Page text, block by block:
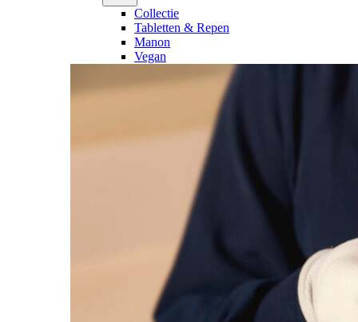
Collectie
Tabletten & Repen
Manon
Vegan